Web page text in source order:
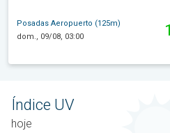
Posadas Aeropuerto (125m)
dom., 09/08, 03:00
Índice UV
hoje